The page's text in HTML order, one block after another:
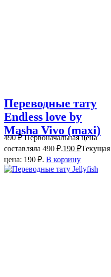
Переводные тату
Endless love by
Masha Vivo (maxi)
490₽ Первоначальная цена
составляла 490 ₽.190 ₽Текущая
цена: 190 ₽. В корзину